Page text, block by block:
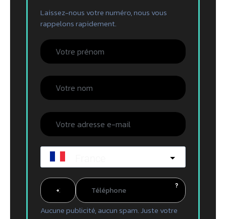
Laissez-nous votre numéro, nous vous
rappelons rapidement.
?
Aucune publicité, aucun spam. Juste votre